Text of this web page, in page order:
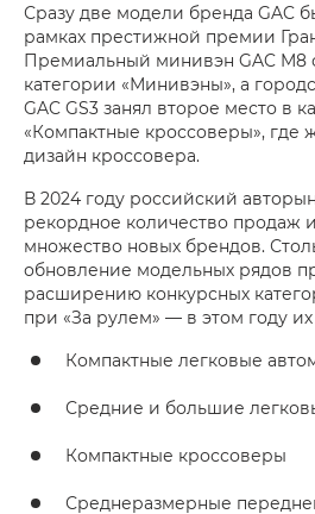
Сразу две модели бренда GAC
рамках престижной премии
Премиальный минивэн GAC M8
категории «Минивэны», а
GAC GS3 занял второе место в
«Компактные кроссоверы»,
дизайн кроссовера.
В 2024 году российский
рекордное количество продаж
множество новых брендов.
обновление модельных рядов
расширению конкурсных
при «За рулем» — в этом году их
Компактные легковые
Средние и большие
Компактные кроссоверы
Среднеразмерные